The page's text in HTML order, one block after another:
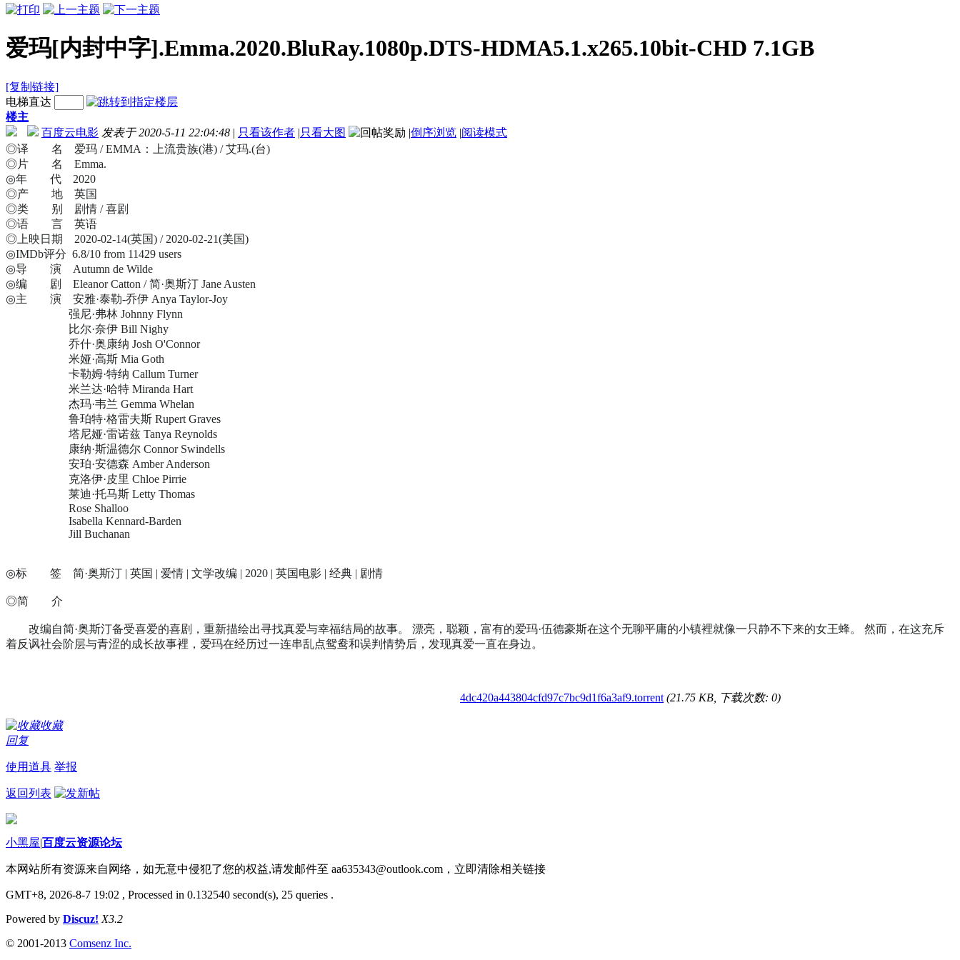
爱玛[内封中字].Emma.2020.BluRay.1080p.DTS-HDMA5.1.x265.10bit-CHD 7.1GB
[复制链接]
电梯直达
楼主
百度云电影 发表于 2020-5-11 22:04:48 | 只看该作者 |只看大图 |倒序浏览 |阅读模式
◎译 名 爱玛 / EMMA：上流贵族(港) / 艾玛.(台)
◎片 名 Emma.
◎年 代 2020
◎产 地 英国
◎类 别 剧情 / 喜剧
◎语 言 英语
◎上映日期 2020-02-14(英国) / 2020-02-21(美国)
◎IMDb评分 6.8/10 from 11429 users
◎导 演 Autumn de Wilde
◎编 剧 Eleanor Catton / 简·奥斯汀 Jane Austen
◎主 演 安雅·泰勒-乔伊 Anya Taylor-Joy
强尼·弗林 Johnny Flynn
比尔·奈伊 Bill Nighy
乔什·奥康纳 Josh O'Connor
米娅·高斯 Mia Goth
卡勒姆·特纳 Callum Turner
米兰达·哈特 Miranda Hart
杰玛·韦兰 Gemma Whelan
鲁珀特·格雷夫斯 Rupert Graves
塔尼娅·雷诺兹 Tanya Reynolds
康纳·斯温德尔 Connor Swindells
安珀·安德森 Amber Anderson
克洛伊·皮里 Chloe Pirrie
莱迪·托马斯 Letty Thomas
Rose Shalloo
Isabella Kennard-Barden
Jill Buchanan
◎标 签 简·奥斯汀 | 英国 | 爱情 | 文学改编 | 2020 | 英国电影 | 经典 | 剧情
◎简 介
改编自简·奥斯汀备受喜爱的喜剧，重新描绘出寻找真爱与幸福结局的故事。 漂亮，聪颖，富有的爱玛·伍德豪斯在这个无聊平庸的小镇裡就像一只静不下来的女王蜂。 然而，在这充斥
着反讽社会阶层与青涩的成长故事裡，爱玛在经历过一连串乱点鸳鸯和误判情势后，发现真爱一直在身边。
4dc420a443804cfd97c7bc9d1f6a3af9.torrent (21.75 KB, 下载次数: 0)
收藏
回复
使用道具 举报
返回列表
小黑屋|百度云资源论坛
本网站所有资源来自网络，如无意中侵犯了您的权益,请发邮件至 aa635343@outlook.com ，立即清除相关链接
GMT+8, 2026-8-7 19:02 , Processed in 0.132540 second(s), 25 queries .
Powered by Discuz! X3.2
© 2001-2013 Comsenz Inc.